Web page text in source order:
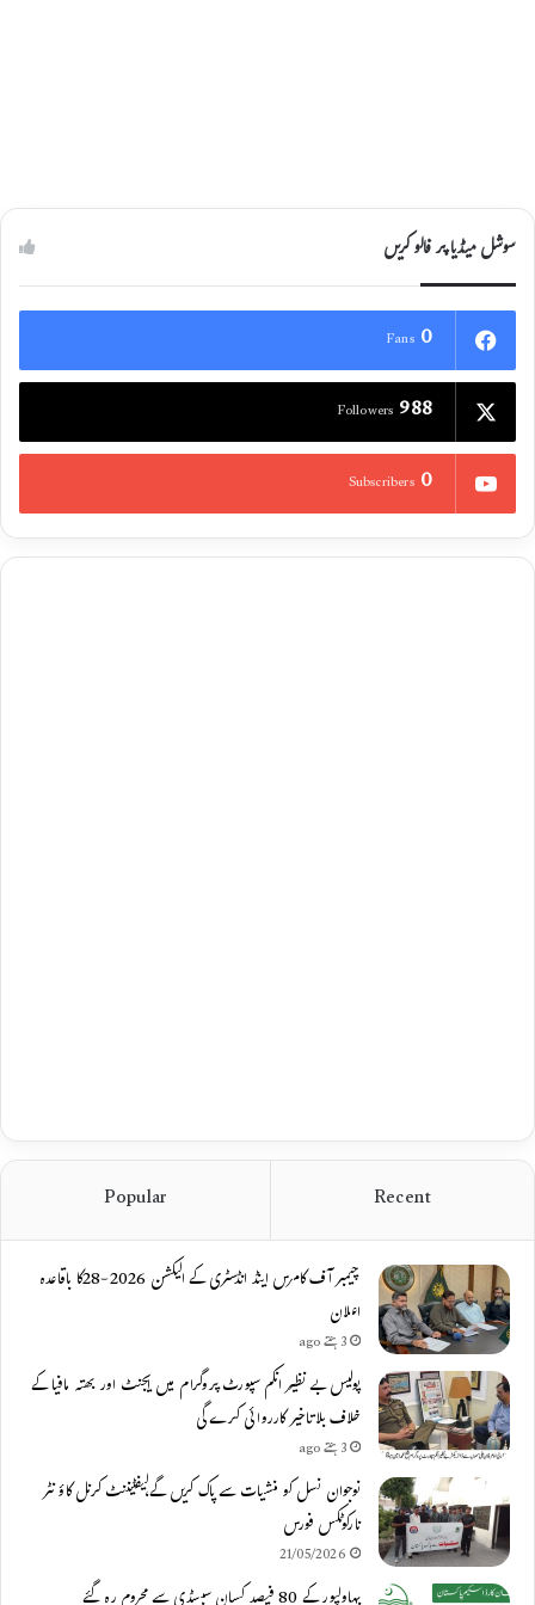
سوشل میڈیا پر فالو کریں
0
Fans
988
Followers
0
Subscribers
Recent
Popular
چیمبر آف کامرس اینڈ انڈسٹری کے الیکشن 2026-28کا باقاعدہ
اعلان
3 ہفتے ago
پولیس بے نظیر انکم سپورٹ پروگرام میں ایجنٹ اور بھتہ مافیا کے
خلاف بلاتاخیر کارروائی کرے گی
3 ہفتے ago
نوجوان نسل کو منشیات سے پاک کریں گے،لیفٹیننٹ کرنل کاؤنٹر
نارکوٹکس فورس
21/05/2026